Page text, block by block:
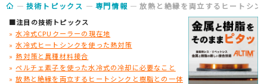
技術トピックス 専門情報 放熱と絶縁を両立するヒートシン
■注目の技術トピックス
»水冷式CPUクーラーの現在地
»水冷式ヒートシンクを使った熱対策
»熱対策と異種材料接合
»ペルチェ素子を使った水冷式の冷却に必要なこと
»放熱と絶縁を両立するヒートシンクと樹脂との一体